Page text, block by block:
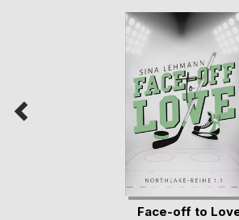
Face-off to